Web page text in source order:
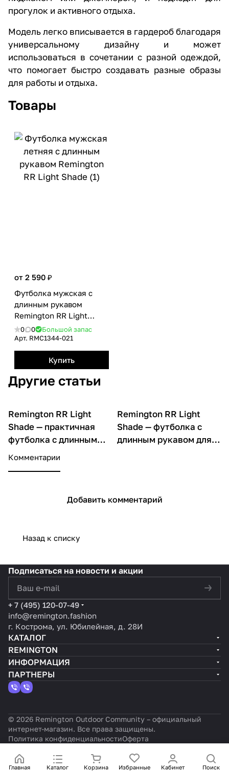
прогулок и активного отдыха.
Модель легко вписывается в гардероб благодаря
универсальному дизайну и может
использоваться в сочетании с разной одеждой,
что помогает быстро создавать разные образы
для работы и отдыха.
Товары
от 2 590 ₽
Футболка мужская с
длинным рукавом
Remington RR Light
Shade
0 0
Большой запас
Арт. RMС1344-021
Купить
Другие статьи
О товарах
Remington RR Light
Shade — практичная
футболка с длинным
рукавом для
повседневного
О товарах
Remington RR Light
Shade — футболка с
длинным рукавом для
Комментарии
Добавить комментарий
Назад к списку
Главная Каталог Корзина Избранные Кабинет Поиск
Подписаться на новости и акции
+ 7 (495) 120-07-49
info@remington.fashion
г. Кострома, ул. Юбилейная, д. 28И
КАТАЛОГ
REMINGTON
ИНФОРМАЦИЯ
ПАРТНЕРЫ
© 2026 Remington Outdoor Community – официальный
интернет-магазин. Все права защищены.
Политика конфиденциальностиОферта